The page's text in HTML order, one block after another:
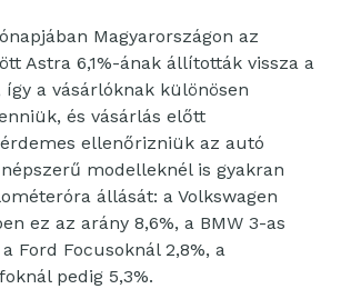
Magyarországon az
Astra 6,1%-ának állították vissza a
a vásárlóknak különösen
és vásárlás előtt
ellenőrizniük az autó
modelleknél is gyakran
állását: a Volkswagen
ez az arány 8,6%, a BMW 3-as
a Ford Focusoknál 2,8%, a
pedig 5,3%.